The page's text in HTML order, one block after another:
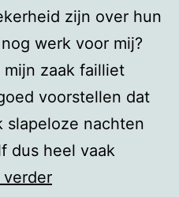
zijn over hun
werk voor mij?
zaak failliet
voorstellen dat
slapeloze nachten
dus heel vaak
verderCrisisberichten